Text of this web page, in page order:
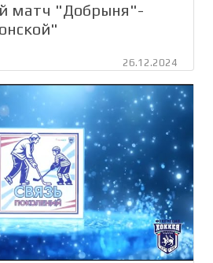
матч "Добрыня"-
26.12.2024